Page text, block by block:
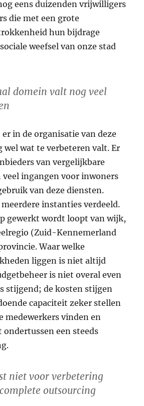
eens duizenden vrijwilligers
die met een grote
hun bijdrage
weefsel van onze stad
domein valt nog veel
in de organisatie van deze
wel wat te verbeteren valt. Er
van vergelijkbare
veel ingangen voor inwoners
van deze diensten.
instanties verdeeld.
gewerkt wordt loopt van wijk,
(Zuid-Kennemerland
Waar welke
liggen is niet altijd
is niet overal even
stijgend; de kosten stijgen
capaciteit zeker stellen
medewerkers vinden en
een steeds
niet voor verbetering
outsourcing